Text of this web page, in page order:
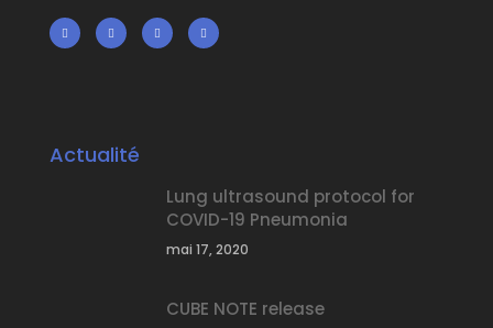
Actualité
Lung ultrasound protocol for
COVID-19 Pneumonia
mai 17, 2020
CUBE NOTE release